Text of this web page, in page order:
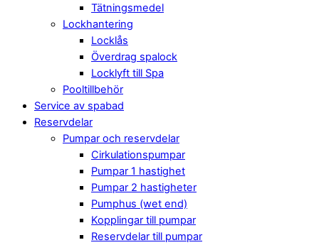
Tätningsmedel
Lockhantering
Locklås
Överdrag spalock
Locklyft till Spa
Pooltillbehör
Service av spabad
Reservdelar
Pumpar och reservdelar
Cirkulationspumpar
Pumpar 1 hastighet
Pumpar 2 hastigheter
Pumphus (wet end)
Kopplingar till pumpar
Reservdelar till pumpar